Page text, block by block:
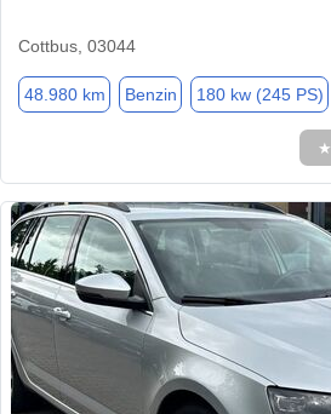
Cottbus, 03044
48.980 km Benzin 180 kw (245 PS)
★